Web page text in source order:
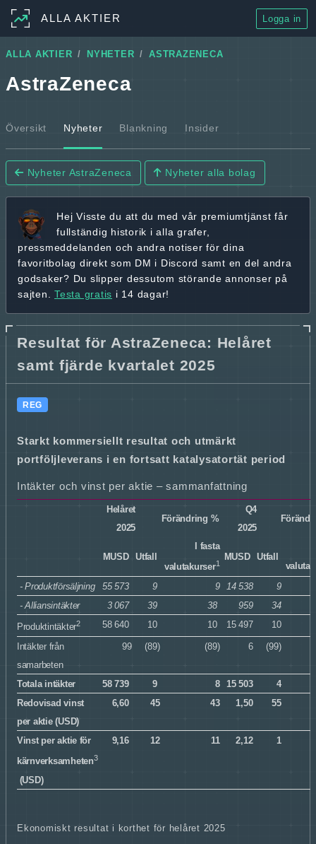
ALLA AKTIER Logga in
ALLA AKTIER NYHETER ASTRAZENECA
AstraZeneca
Översikt Nyheter Blankning Insider
Nyheter AstraZeneca Nyheter alla bolag
Hej Visste du att du med vår premiumtjänst får
fullständig historik i alla grafer,
pressmeddelanden och andra notiser för dina
favoritbolag direkt som DM i Discord samt en del andra
godsaker? Du slipper dessutom störande annonser på
sajten. Testa gratis i 14 dagar!
Resultat för AstraZeneca: Helåret
samt fjärde kvartalet 2025
REG
Starkt kommersiellt resultat och utmärkt
portföljleverans i en fortsatt katalysatortät period
Intäkter och vinst per aktie – sammanfattning
Helåret
2025
Förändring %
Q4
2025
MUSD Utfall
I fasta
valutakurser1
MUSD Utfall
- Produktförsäljning
55 573 9 9 14 538
9
- Alliansintäkter
3 067 39 38 959
34
Produktintäkter2 58 640 10 10 15 497 10
Intäkter från
samarbeten
99 (89) (89) 6 (99)
Totala intäkter 58 739 9 8 15 503
4
Redovisad vinst
per aktie (USD)
6,60 45 43 1,50 55
Vinst per aktie för
kärnverksamheten3
(USD)
9,16 12 11 2,12 1
Ekonomiskt resultat i korthet för helåret 2025